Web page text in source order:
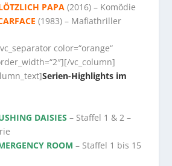
PAPA (2016) – Komödie
(1983) – Mafiathriller
color=“orange“
vc_column]
Serien-Highlights im
DAISIES – Staffel 1 & 2 –
ROOM – Staffel 1 bis 15